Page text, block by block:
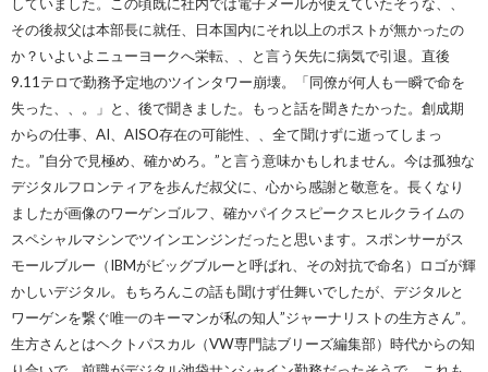
その後叔父は本部長に就任、日本国内にそれ以上のポストが無かったの
か？いよいよニューヨークへ栄転、、と言う矢先に病気で引退。直後
9.11テロで勤務予定地のツインタワー崩壊。「同僚が何人も一瞬で命を
失った、、。」と、後で聞きました。もっと話を聞きたかった。創成期
からの仕事、AI、AISO存在の可能性、、全て聞けずに逝ってしまっ
た。”自分で見極め、確かめろ。”と言う意味かもしれません。今は孤独な
デジタルフロンティアを歩んだ叔父に、心から感謝と敬意を。長くなり
ましたが画像のワーゲンゴルフ、確かパイクスピークスヒルクライムの
スペシャルマシンでツインエンジンだったと思います。スポンサーがス
モールブルー（IBMがビッグブルーと呼ばれ、その対抗で命名）ロゴが輝
かしいデジタル。もちろんこの話も聞けず仕舞いでしたが、デジタルと
ワーゲンを繋ぐ唯一のキーマンが私の知人”ジャーナリストの生方さん”。
生方さんとはヘクトパスカル（VW専門誌ブリーズ編集部）時代からの知